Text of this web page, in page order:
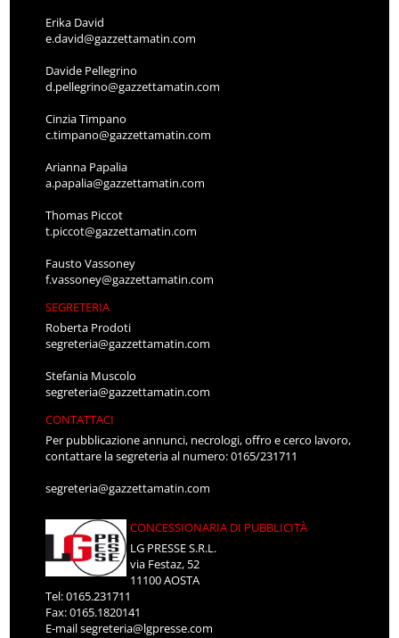
Erika David
e.david@gazzettamatin.com
Davide Pellegrino
d.pellegrino@gazzettamatin.com
Cinzia Timpano
c.timpano@gazzettamatin.com
Arianna Papalia
a.papalia@gazzettamatin.com
Thomas Piccot
t.piccot@gazzettamatin.com
Fausto Vassoney
f.vassoney@gazzettamatin.com
SEGRETERIA
Roberta Prodoti
segreteria@gazzettamatin.com
Stefania Muscolo
segreteria@gazzettamatin.com
CONTATTACI
Per pubblicazione annunci, necrologi, offro e cerco lavoro,
contattare la segreteria al numero: 0165/231711
segreteria@gazzettamatin.com
CONCESSIONARIA DI PUBBLICITÀ
LG PRESSE S.R.L.
via Festaz, 52
11100 AOSTA
Tel: 0165.231711
Fax: 0165.1820141
E-mailsegreteria@lgpresse.com